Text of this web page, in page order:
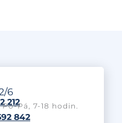
6
212Pá, 7-18 hodin.
842